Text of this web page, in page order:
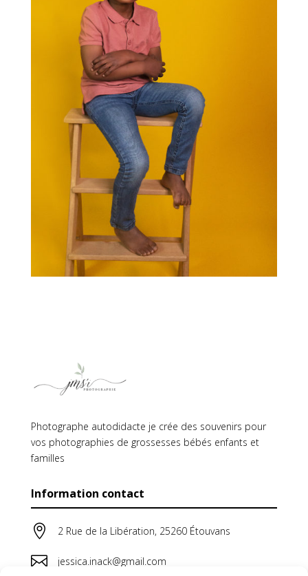
Photographe autodidacte je crée des souvenirs pour
vos photographies de grossesses bébés enfants et
familles
Information contact
 2 Rue de la Libération, 25260 Étouvans
 jessica.inack@gmail.com